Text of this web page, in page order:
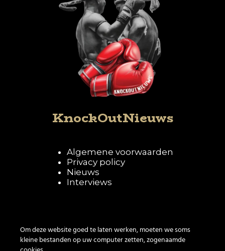
KnockOutNieuws
Algemene voorwaarden
Privacy policy
Nieuws
Interviews
Om deze website goed te laten werken, moeten we soms
kleine bestanden op uw computer zetten, zogenaamde